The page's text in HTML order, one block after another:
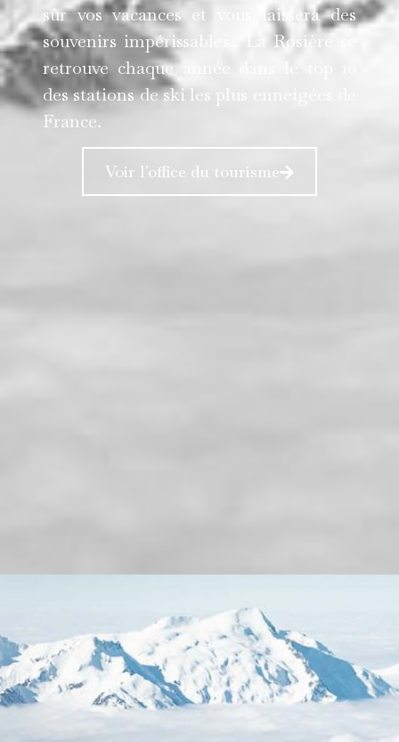
sûr vos vacances et vous laissera des
souvenirs impérissables.. La Rosière se
retrouve chaque année dans le top 10
des stations de ski les plus enneigées de
France.
Voir l'office du tourisme